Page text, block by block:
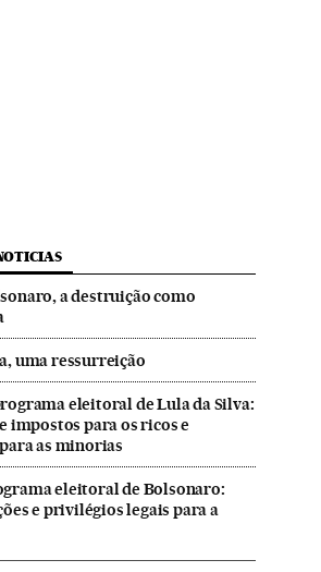
a destruição como
uma ressurreição
eleitoral de Lula da Silva:
impostos para os ricos e
as minorias
eleitoral de Bolsonaro:
e privilégios legais para a